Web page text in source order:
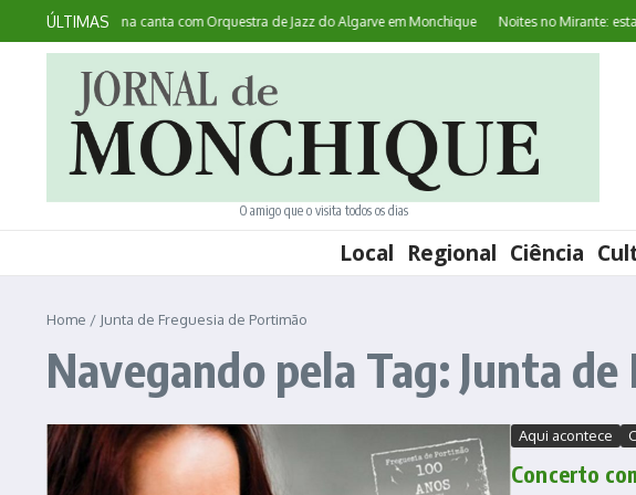
Ir para o conteúdo
ÚLTIMAS
australiana canta com Orquestra de Jazz do Algarve em Monchique Noites no Mirante:
O amigo que o visita todos os dias
Local Regional Ciência
Home / Junta de Freguesia de Portimão
Navegando pela Tag: Junta
Aqui acontece
Concerto